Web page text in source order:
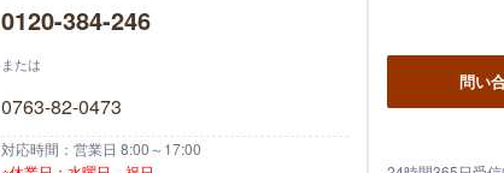
0120-384-246
または
0763-82-0473
対応時間：営業日 8:00～17:00
問い